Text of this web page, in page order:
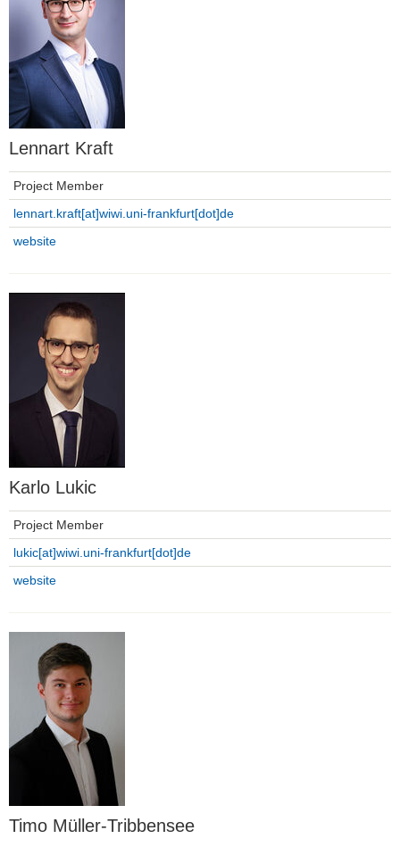
Lennart Kraft
Project Member
lennart.kraft[at]wiwi.uni-frankfurt[dot]de
website
Karlo Lukic
Project Member
lukic[at]wiwi.uni-frankfurt[dot]de
website
Timo Müller-Tribbensee